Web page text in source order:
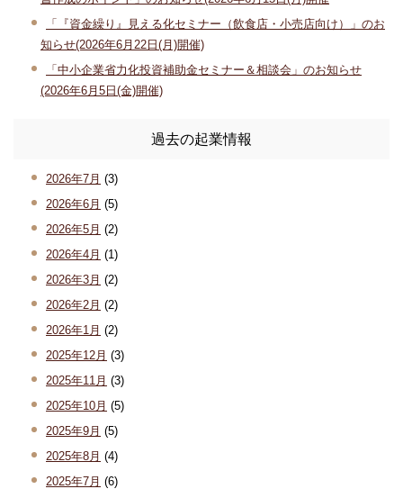
「『資金繰り』見える化セミナー（飲食店・小売店向け）」のお
知らせ(2026年6月22日(月)開催)
「中小企業省力化投資補助金セミナー＆相談会」のお知らせ
(2026年6月5日(金)開催)
過去の起業情報
2026年7月 (3)
2026年6月 (5)
2026年5月 (2)
2026年4月 (1)
2026年3月 (2)
2026年2月 (2)
2026年1月 (2)
2025年12月 (3)
2025年11月 (3)
2025年10月 (5)
2025年9月 (5)
2025年8月 (4)
2025年7月 (6)